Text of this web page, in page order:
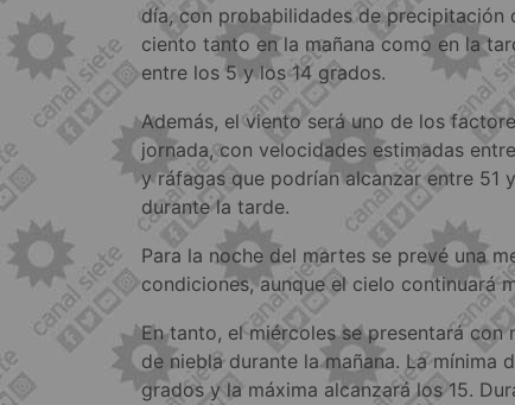
día, con probabilidades de precipitación
ciento tanto en la mañana como en la
entre los 5 y los 14 grados.
Además, el viento será uno de los
jornada, con velocidades estimadas
y ráfagas que podrían alcanzar entre 51
durante la tarde.
Para la noche del martes se prevé una
condiciones, aunque el cielo continuará
En tanto, el miércoles se presentará con
de niebla durante la mañana. La mínima
grados y la máxima alcanzará los 15.